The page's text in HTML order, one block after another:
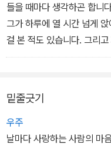
들을 때마다 생각하곤 합니
그가 하루에 열 시간 넘게
걸 본 적도 있습니다. 그리
다가 거기에 미쳐 스스로 목
니다. 뭔가 새로운 것을 제
된 지식으로부터 반드시 벗
할 수 없거든요.
밑줄긋기
우주
날마다 사랑하는 사람의 마